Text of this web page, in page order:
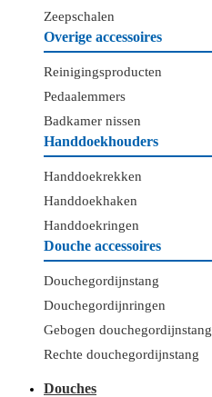
Zeepschalen
Overige accessoires
Reinigingsproducten
Pedaalemmers
Badkamer nissen
Handdoekhouders
Handdoekrekken
Handdoekhaken
Handdoekringen
Douche accessoires
Douchegordijnstang
Douchegordijnringen
Gebogen douchegordijnstang
Rechte douchegordijnstang
Douches